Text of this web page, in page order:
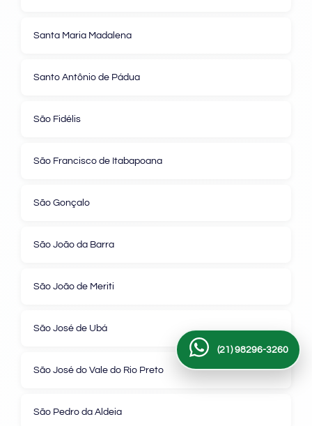
Santa Maria Madalena
Santo Antônio de Pádua
São Fidélis
São Francisco de Itabapoana
São Gonçalo
São João da Barra
São João de Meriti
São José de Ubá
São José do Vale do Rio Preto
São Pedro da Aldeia
(21) 98296-3260